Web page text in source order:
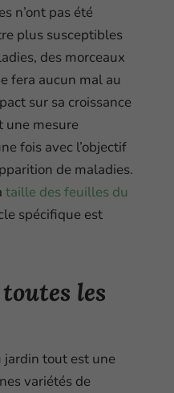
n’ont pas été
plus susceptibles
des morceaux
fera aucun mal au
sur sa croissance
une mesure
fois avec l’objectif
de maladies.
taille des feuilles du
spécifique est
les
jardin tout est une
variétés de